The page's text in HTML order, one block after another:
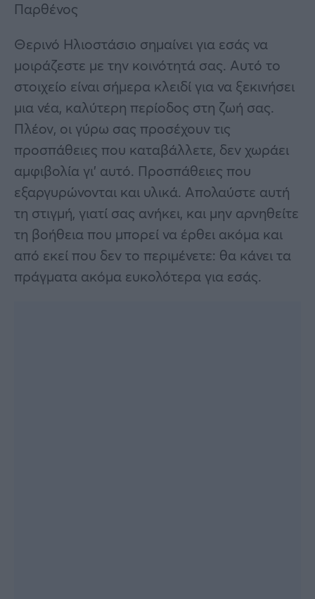
Παρθένος
Θερινό Ηλιοστάσιο σημαίνει για εσάς να
μοιράζεστε με την κοινότητά σας. Αυτό το
στοιχείο είναι σήμερα κλειδί για να ξεκινήσει
μια νέα, καλύτερη περίοδος στη ζωή σας.
Πλέον, οι γύρω σας προσέχουν τις
προσπάθειες που καταβάλλετε, δεν χωράει
αμφιβολία γι’ αυτό. Προσπάθειες που
εξαργυρώνονται και υλικά. Απολαύστε αυτή
τη στιγμή, γιατί σας ανήκει, και μην αρνηθείτε
τη βοήθεια που μπορεί να έρθει ακόμα και
από εκεί που δεν το περιμένετε: θα κάνει τα
πράγματα ακόμα ευκολότερα για εσάς.